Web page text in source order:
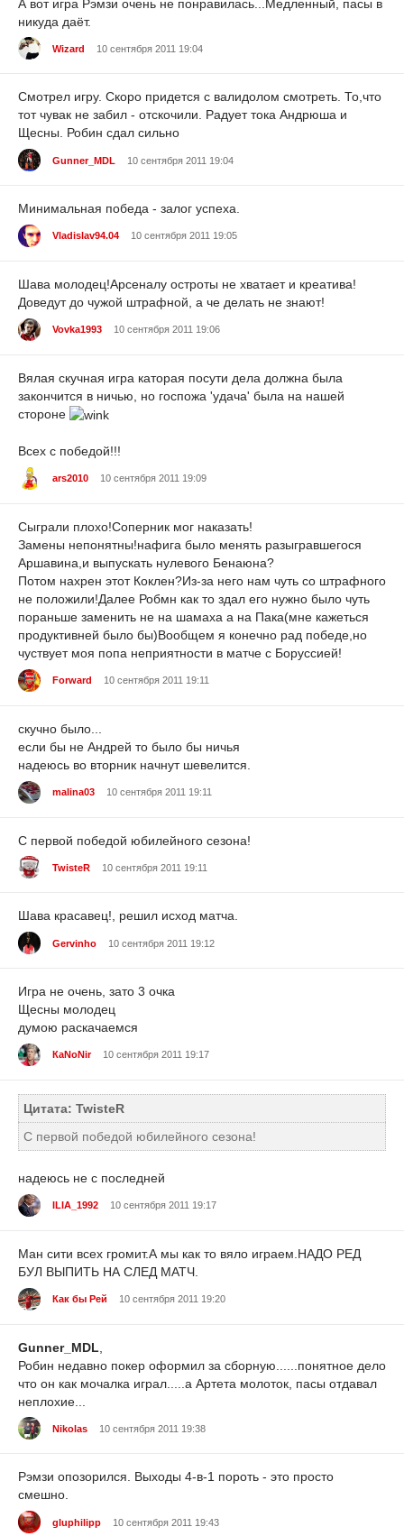
А вот игра Рэмзи очень не понравилась...Медленный, пасы в
никуда даёт.
Wizard 10 сентября 2011 19:04
Смотрел игру. Скоро придется с валидолом смотреть. То,что
тот чувак не забил - отскочили. Радует тока Андрюша и
Щесны. Робин сдал сильно
Gunner_MDL 10 сентября 2011 19:04
Минимальная победа - залог успеха.
Vladislav94.04 10 сентября 2011 19:05
Шава молодец!Арсеналу остроты не хватает и креатива!
Доведут до чужой штрафной, а че делать не знают!
Vovka1993 10 сентября 2011 19:06
Вялая скучная игра каторая посути дела должна была
закончится в ничью, но госпожа 'удача' была на нашей
стороне
Всех с победой!!!
ars2010 10 сентября 2011 19:09
Сыграли плохо!Соперник мог наказать!
Замены непонятны!нафига было менять разыгравшегося
Аршавина,и выпускать нулевого Бенаюна?
Потом нахрен этот Коклен?Из-за него нам чуть со штрафного
не положили!Далее Робмн как то здал его нужно было чуть
пораньше заменить не на шамаха а на Пака(мне кажеться
продуктивней было бы)Вообщем я конечно рад победе,но
чуствует моя попа неприятности в матче с Боруссией!
Forward 10 сентября 2011 19:11
скучно было...
если бы не Андрей то было бы ничья
надеюсь во вторник начнут шевелится.
malina03 10 сентября 2011 19:11
С первой победой юбилейного сезона!
TwisteR 10 сентября 2011 19:11
Шава красавец!, решил исход матча.
Gervinho 10 сентября 2011 19:12
Игра не очень, зато 3 очка
Щесны молодец
думою раскачаемся
КаNoNir 10 сентября 2011 19:17
Цитата: TwisteR
С первой победой юбилейного сезона!
надеюсь не с последней
ILIA_1992 10 сентября 2011 19:17
Ман сити всех громит.А мы как то вяло играем.НАДО РЕД
БУЛ ВЫПИТЬ НА СЛЕД МАТЧ.
Как бы Рей 10 сентября 2011 19:20
Gunner_MDL
Робин недавно покер оформил за сборную......понятное дело
что он как мочалка играл.....а Артета молоток, пасы отдавал
неплохие...
Nikolas 10 сентября 2011 19:38
Рэмзи опозорился. Выходы 4-в-1 пороть - это просто
смешно.
gluphilipp 10 сентября 2011 19:43